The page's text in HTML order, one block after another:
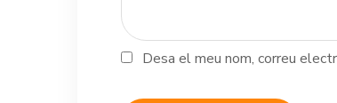
Desa el meu nom, correu